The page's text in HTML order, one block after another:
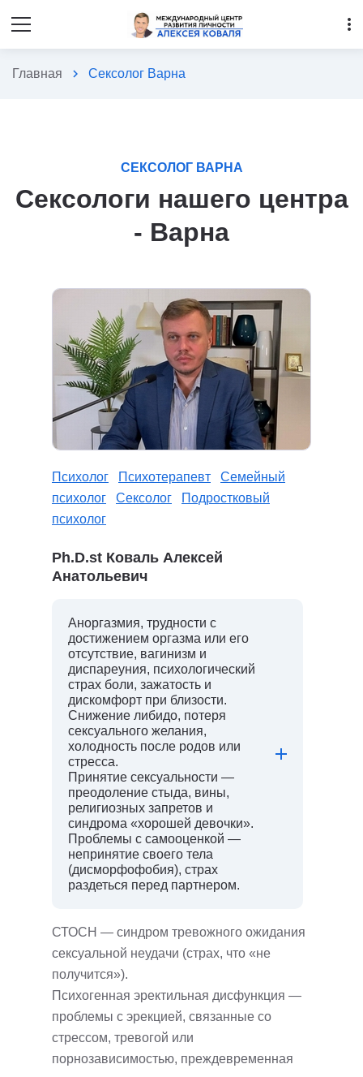
more_vert
Главная chevron_right Сексолог Варна
СЕКСОЛОГ ВАРНА
Сексологи нашего центра
- Варна
Психолог Психотерапевт
Семейный
психолог
Сексолог
Подростковый
психолог
Ph.D.st Коваль Алексей
Анатольевич
Аноргазмия, трудности с
достижением оргазма или его
отсутствие, вагинизм и
диспареуния, психологический
страх боли, зажатость и
дискомфорт при близости.
Снижение либидо, потеря
сексуального желания,
холодность после родов или
стресса.
Принятие сексуальности —
преодоление стыда, вины,
религиозных запретов и
синдрома «хорошей девочки».
Проблемы с самооценкой —
непринятие своего тела
(дисморфофобия), страх
раздеться перед партнером.
СТОСН — синдром тревожного ожидания
сексуальной неудачи (страх, что «не
получится»).
Психогенная эректильная дисфункция —
проблемы с эрекцией, связанные со
стрессом, тревогой или
порнозависимостью, преждевременная